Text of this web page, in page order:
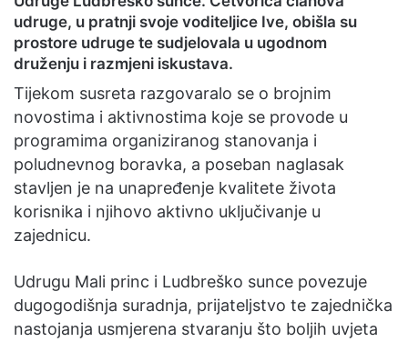
udruge, u pratnji svoje voditeljice Ive, obišla su
prostore udruge te sudjelovala u ugodnom
druženju i razmjeni iskustava.
Tijekom susreta razgovaralo se o brojnim
novostima i aktivnostima koje se provode u
programima organiziranog stanovanja i
poludnevnog boravka, a poseban naglasak
stavljen je na unapređenje kvalitete života
korisnika i njihovo aktivno uključivanje u
zajednicu.
Udrugu Mali princ i Ludbreško sunce povezuje
dugogodišnja suradnja, prijateljstvo te zajednička
nastojanja usmjerena stvaranju što boljih uvjeta